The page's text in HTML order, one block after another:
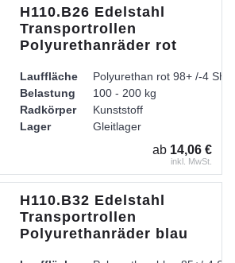
H110.B26 Edelstahl
Transportrollen
Polyurethanräder rot
Lauffläche
Polyurethan rot 98+ /-4
Belastung
100 - 200 kg
Radkörper
Kunststoff
Lager
Gleitlager
ab 14,06 €
inkl. MwSt.
H110.B32 Edelstahl
Transportrollen
Polyurethanräder blau